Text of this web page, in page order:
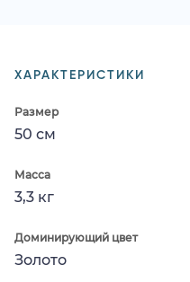
ХАРАКТЕРИСТИКИ
Размер
50 см
Масса
3,3 кг
Доминирующий цвет
Золото